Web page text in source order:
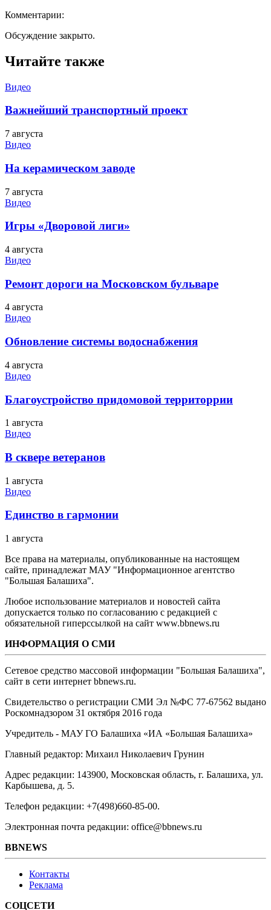
Комментарии:
Обсуждение закрыто.
Читайте также
Видео
Важнейший транспортный проект
7 августа
Видео
На керамическом заводе
7 августа
Видео
Игры «Дворовой лиги»
4 августа
Видео
Ремонт дороги на Московском бульваре
4 августа
Видео
Обновление системы водоснабжения
4 августа
Видео
Благоустройство придомовой территоррии
1 августа
Видео
В сквере ветеранов
1 августа
Видео
Единство в гармонии
1 августа
Все права на материалы, опубликованные на настоящем
сайте, принадлежат МАУ "Информационное агентство
"Большая Балашиха".
Любое использование материалов и новостей сайта
допускается только по согласованию с редакцией с
обязательной гиперссылкой на сайт www.bbnews.ru
ИНФОРМАЦИЯ О СМИ
Сетевое средство массовой информации "Большая Балашиха",
сайт в сети интернет bbnews.ru.
Свидетельство о регистрации СМИ Эл №ФС ‎77-67562 выдано
Роскомнадзором 31 октября 2016 года
Учредитель - МАУ ГО Балашиха «ИА «Большая Балашиха»
Главный редактор: Михаил Николаевич Грунин
Адрес редакции: 143900, Московская область, г. Балашиха, ул.
Карбышева, д. 5.
Телефон редакции: +7(498)660-85-00.
Электронная почта редакции: office@bbnews.ru
BBNEWS
Контакты
Реклама
СОЦСЕТИ